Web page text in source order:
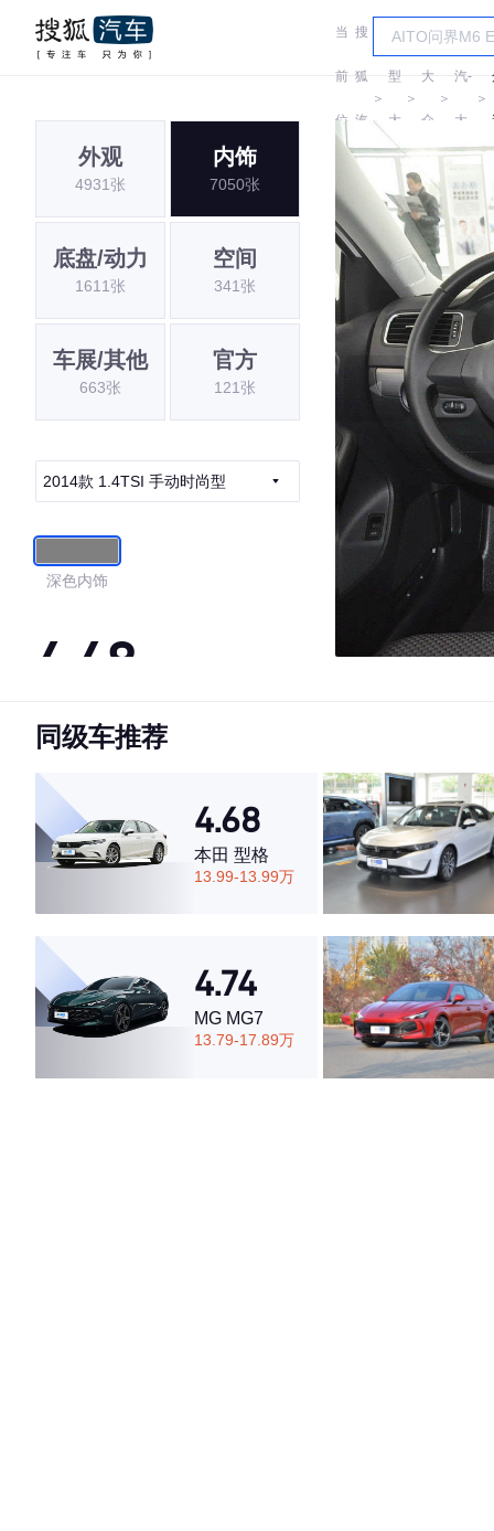
当
前
位
搜
狐
汽
车
＞
车
型
大
全
＞
大
众
＞
一
汽-
大
众
＞
外观
4931张
内饰
7050张
底盘/动力
1611张
空间
341张
车展/其他
663张
官方
121张
2014款 1.4TSI 手动时尚型
深色内饰
4.48
·外观表现一般，低于66%同级车
·空间表现一般，低于52%同级车
同级车推荐
4.68
本田 型格
13.99-13.99万
4.74
MG MG7
13.79-17.89万